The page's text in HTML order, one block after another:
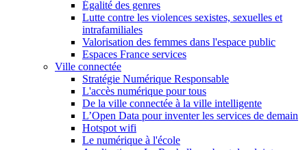
Égalité des genres
Lutte contre les violences sexistes, sexuelles et
intrafamiliales
Valorisation des femmes dans l'espace public
Espaces France services
Ville connectée
Stratégie Numérique Responsable
L'accès numérique pour tous
De la ville connectée à la ville intelligente
L’Open Data pour inventer les services de demain
Hotspot wifi
Le numérique à l'école